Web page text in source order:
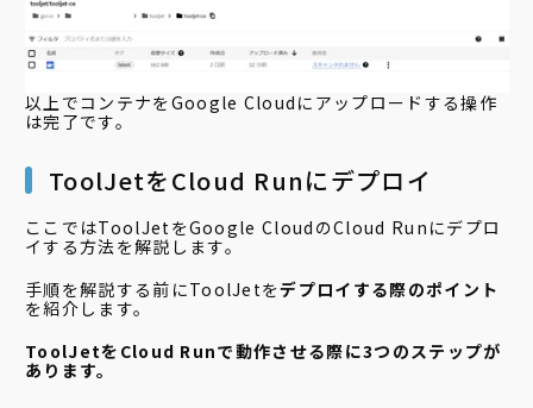
以上でコンテナをGoogle Cloudにアップロードする操作
は完了です。
ToolJetをCloud Runにデプロイ
ここではToolJetをGoogle CloudのCloud Runにデプロ
イする方法を解説します。
手順を解説する前にToolJetをデプロイする際のポイント
を紹介します。
ToolJetをCloud Runで動作させる際に3つのステップが
あります。